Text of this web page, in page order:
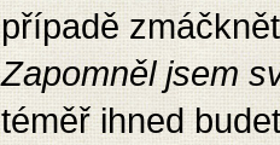
případě
Zapomněl jsem
téměř ihned